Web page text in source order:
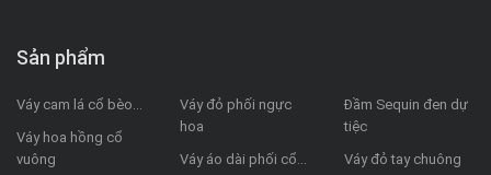
Sản phẩm
Váy cam lá cổ bèo...
Váy hoa hồng cổ
vuông
Váy đỏ phối ngực
hoa
Váy áo dài phối cổ...
Đầm Sequin đen dự
tiệc
Váy đỏ tay chuông